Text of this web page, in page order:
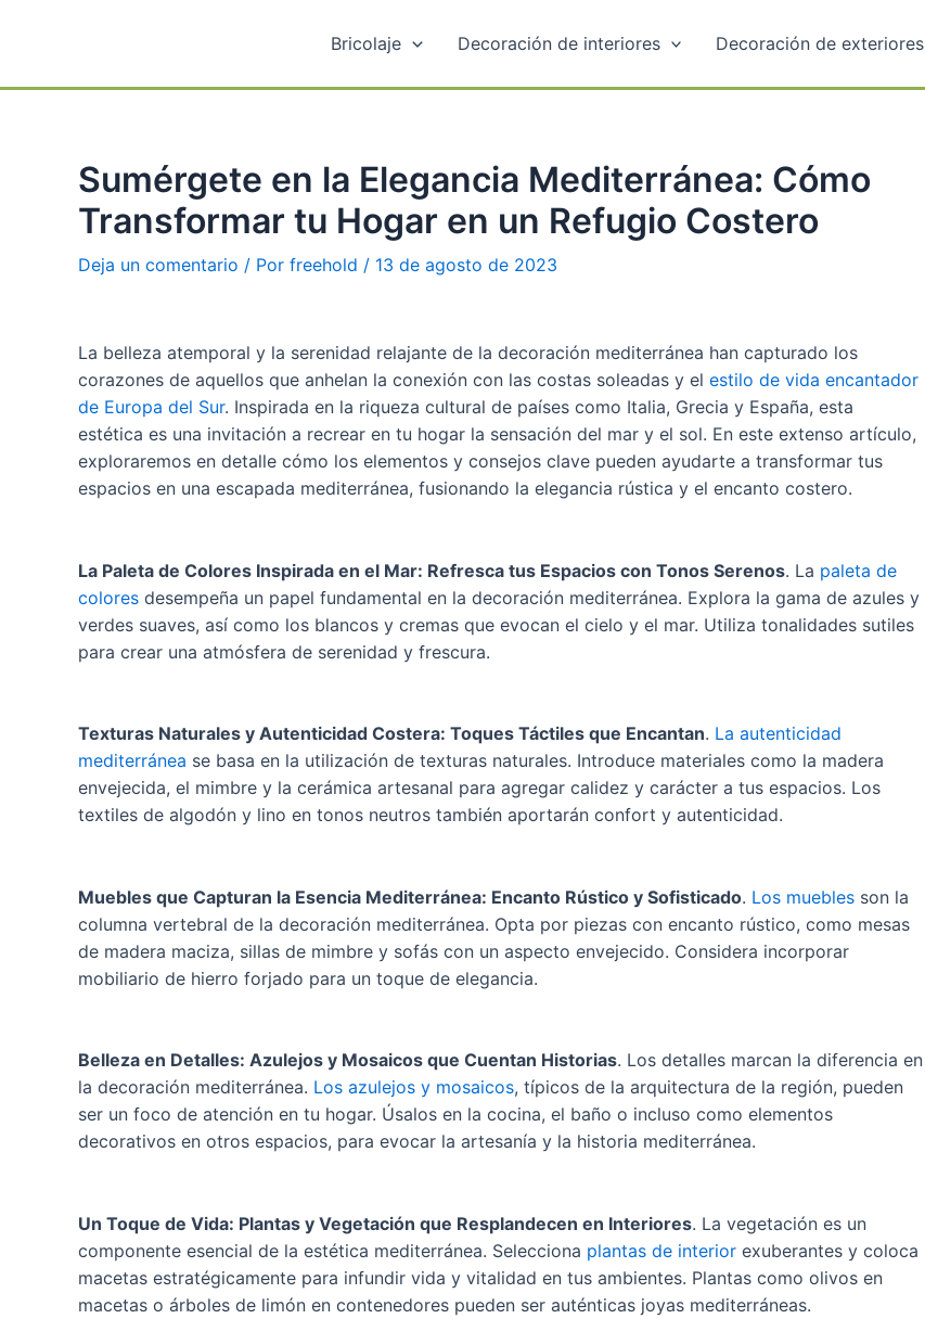
Bricolaje Decoración de interiores Decoración de exteriores
Sumérgete en la Elegancia Mediterránea: Cómo
Transformar tu Hogar en un Refugio Costero
Deja un comentario / Por freehold / 13 de agosto de 2023
La belleza atemporal y la serenidad relajante de la decoración mediterránea han capturado los
corazones de aquellos que anhelan la conexión con las costas soleadas y el estilo de vida encantador
de Europa del Sur. Inspirada en la riqueza cultural de países como Italia, Grecia y España, esta
estética es una invitación a recrear en tu hogar la sensación del mar y el sol. En este extenso artículo,
exploraremos en detalle cómo los elementos y consejos clave pueden ayudarte a transformar tus
espacios en una escapada mediterránea, fusionando la elegancia rústica y el encanto costero.
La Paleta de Colores Inspirada en el Mar: Refresca tus Espacios con Tonos Serenos. La paleta de
colores desempeña un papel fundamental en la decoración mediterránea. Explora la gama de azules y
verdes suaves, así como los blancos y cremas que evocan el cielo y el mar. Utiliza tonalidades sutiles
para crear una atmósfera de serenidad y frescura.
Texturas Naturales y Autenticidad Costera: Toques Táctiles que Encantan. La autenticidad
mediterránea se basa en la utilización de texturas naturales. Introduce materiales como la madera
envejecida, el mimbre y la cerámica artesanal para agregar calidez y carácter a tus espacios. Los
textiles de algodón y lino en tonos neutros también aportarán confort y autenticidad.
Muebles que Capturan la Esencia Mediterránea: Encanto Rústico y Sofisticado. Los muebles son la
columna vertebral de la decoración mediterránea. Opta por piezas con encanto rústico, como mesas
de madera maciza, sillas de mimbre y sofás con un aspecto envejecido. Considera incorporar
mobiliario de hierro forjado para un toque de elegancia.
Belleza en Detalles: Azulejos y Mosaicos que Cuentan Historias. Los detalles marcan la diferencia en
la decoración mediterránea. Los azulejos y mosaicos, típicos de la arquitectura de la región, pueden
ser un foco de atención en tu hogar. Úsalos en la cocina, el baño o incluso como elementos
decorativos en otros espacios, para evocar la artesanía y la historia mediterránea.
Un Toque de Vida: Plantas y Vegetación que Resplandecen en Interiores. La vegetación es un
componente esencial de la estética mediterránea. Selecciona plantas de interior exuberantes y coloca
macetas estratégicamente para infundir vida y vitalidad en tus ambientes. Plantas como olivos en
macetas o árboles de limón en contenedores pueden ser auténticas joyas mediterráneas.